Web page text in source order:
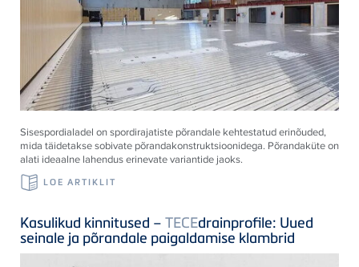
Sisespordialadel on spordirajatiste põrandale kehtestatud erinõuded,
mida täidetakse sobivate põrandakonstruktsioonidega. Põrandaküte on
alati ideaalne lahendus erinevate variantide jaoks.
LOE ARTIKLIT
Kasulikud kinnitused – TECEdrainprofile: Uued
seinale ja põrandale paigaldamise klambrid